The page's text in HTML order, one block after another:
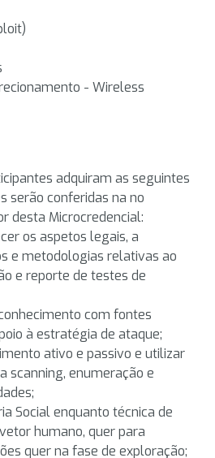
- Wireless
adquiram as seguintes
serão conferidas na no
desta Microcredencial:
os aspetos legais, a
e metodologias relativas ao
e reporte de testes de
com fontes
à estratégia de ataque;
ativo e passivo e utilizar
scanning, enumeração e
Social enquanto técnica de
humano, quer para
quer na fase de exploração;